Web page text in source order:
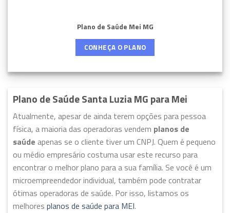
Plano de Saúde Mei MG
CONHEÇA O PLANO
Plano de Saúde Santa Luzia MG para Mei
Atualmente, apesar de ainda terem opções para pessoa
física, a maioria das operadoras vendem planos de
saúde apenas se o cliente tiver um CNPJ. Quem é pequeno
ou médio empresário costuma usar este recurso para
encontrar o melhor plano para a sua família. Se você é um
microempreendedor individual, também pode contratar
ótimas operadoras de saúde. Por isso, listamos os
melhores planos de saúde para MEI.